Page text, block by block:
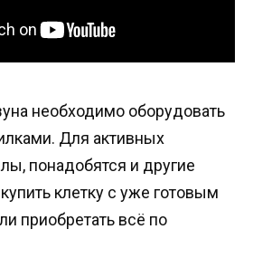
необходимо оборудовать
Для активных
понадобятся и другие
клетку с уже готовым
приобретать всё по